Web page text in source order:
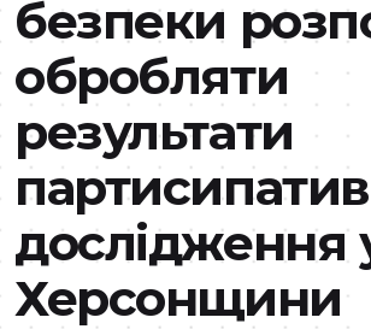
безпеки
обробляти
результати
дослідження
Херсонщини